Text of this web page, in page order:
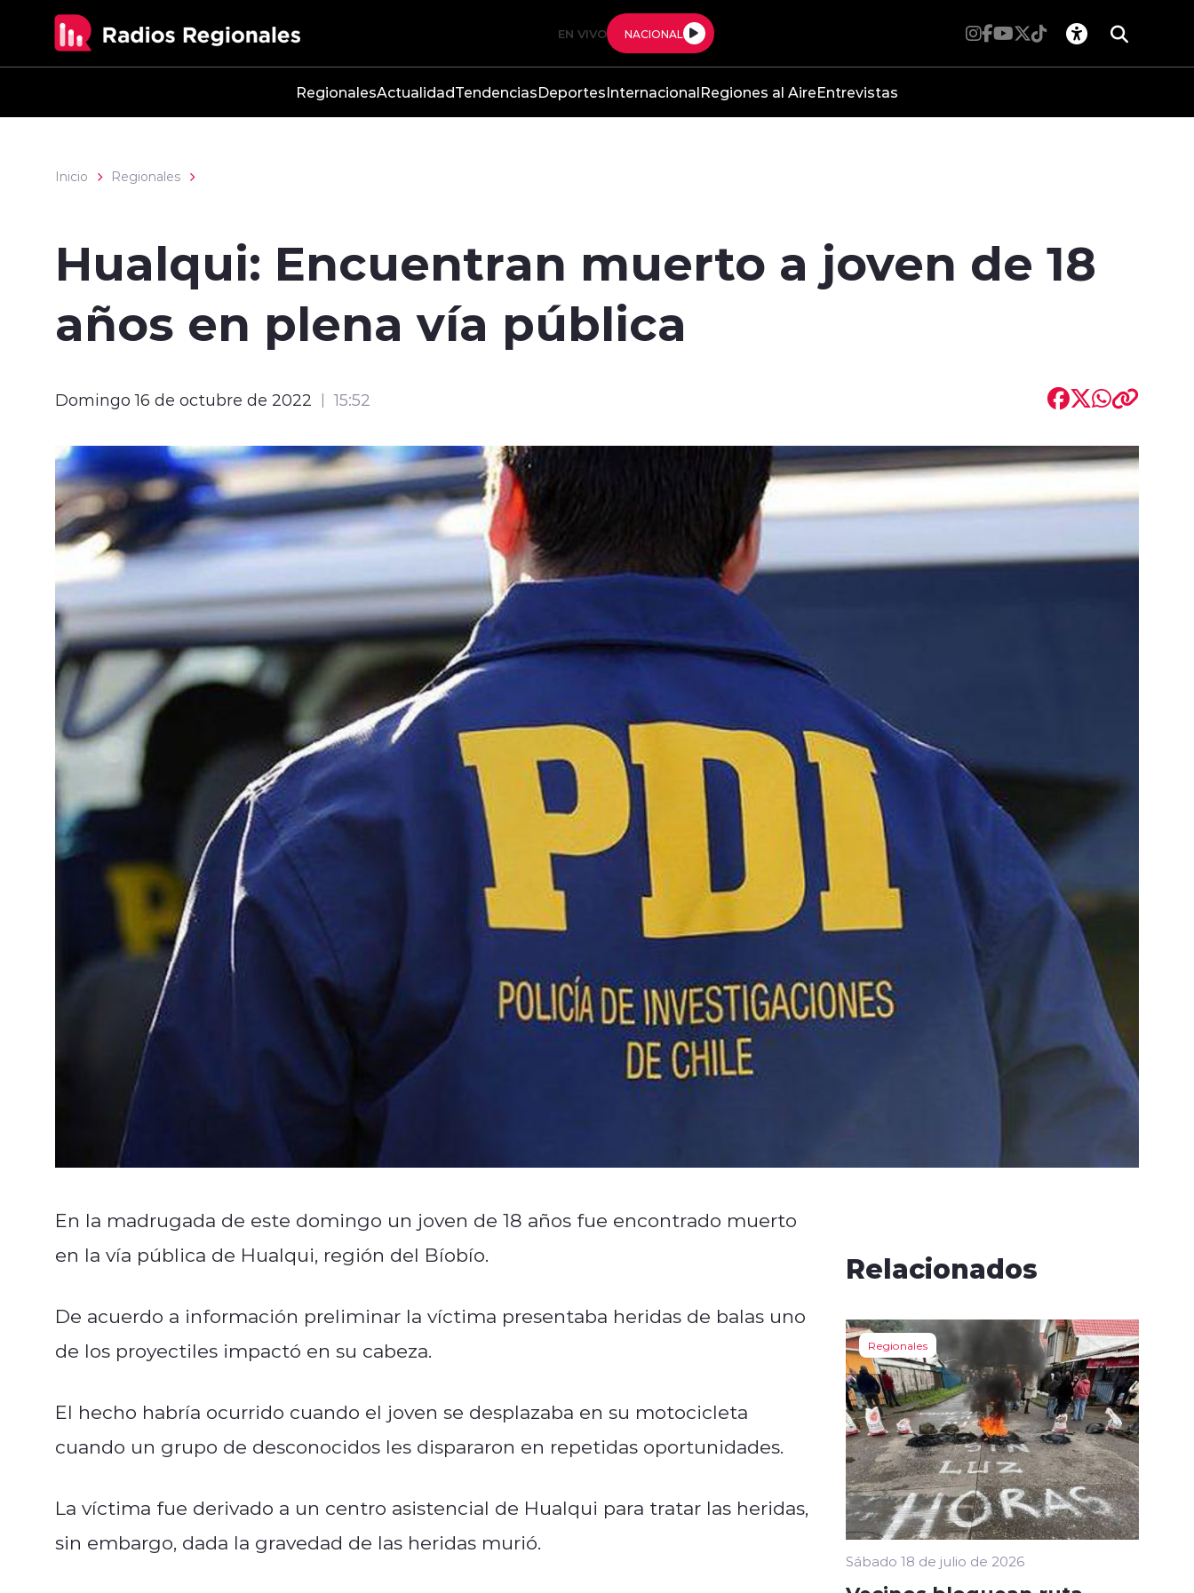
EN VIVO NACIONAL
RegionalesActualidadTendenciasDeportesInternacionalRegiones al AireEntrevistas
Inicio Regionales
Hualqui: Encuentran muerto a joven de 18
años en plena vía pública
Domingo 16 de octubre de 2022 15:52
En la madrugada de este domingo un joven de 18 años fue encontrado muerto
en la vía pública de Hualqui, región del Bíobío.
De acuerdo a información preliminar la víctima presentaba heridas de balas uno
de los proyectiles impactó en su cabeza.
El hecho habría ocurrido cuando el joven se desplazaba en su motocicleta
cuando un grupo de desconocidos les dispararon en repetidas oportunidades.
La víctima fue derivado a un centro asistencial de Hualqui para tratar las heridas,
sin embargo, dada la gravedad de las heridas murió.
Relacionados
Regionales
Sábado 18 de julio de 2026